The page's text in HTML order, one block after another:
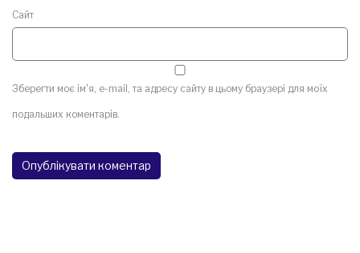
Сайт
Зберегти моє ім'я, e-mail, та адресу сайту в цьому браузері для моїх
подальших коментарів.